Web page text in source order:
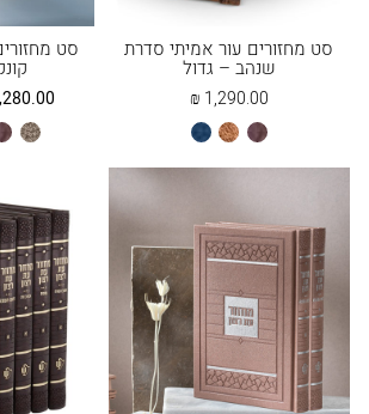
סט מחזורים עור אמיתי סדרת
שנהב – גדול
1,290.00
₪
חוםטבעיכחול
סט
1,280.00 ₪.